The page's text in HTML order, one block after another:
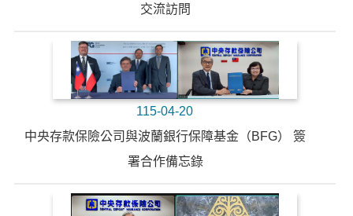
交流訪問
115-04-20
中央存款保險公司與波蘭銀行保障基金（BFG） 簽
署合作備忘錄